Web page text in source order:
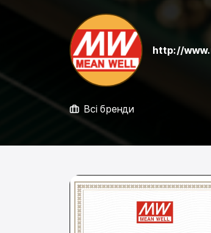
http://
Всі бренди